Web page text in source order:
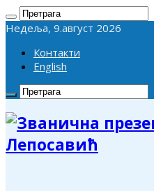
Недеља, 9.август 2026
Контакти
English
Лепосавић